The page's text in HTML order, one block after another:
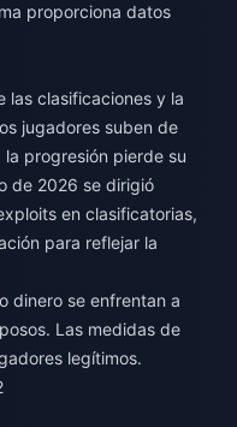
proporciona datos
las clasificaciones y la
jugadores suben de
progresión pierde su
de 2026 se dirigió
en clasificatorias,
para reflejar la
dinero se enfrentan a
Las medidas de
legítimos.